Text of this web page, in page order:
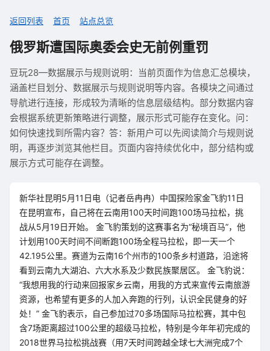
返回列表 首页 站点总览
俄罗斯遭国际奥委会史无前例重罚
豆玩28—数据展示与规则说明：当前页面作为信息汇总模块，
涵盖栏目划分、数据展示与规则说明等内容。各模块之间通过
导航进行连接，形成较为清晰的信息层级结构。部分数据内容
会根据系统更新策略进行调整，展示形式可能存在变化。问：
如何快速找到所需内容？答：新用户可以先阅读简介与规则说
明，再逐步浏览其他栏目。页面内容持续优化中，部分结构或
展示方式可能存在调整。
新华社昆明5月11日电（记者岳冉冉）中国探险家金飞豹11日
在昆明宣布，自己将在云南用100天时间跑100场马拉松，挑
战从5月19日开始。 金飞豹策划的这赛事名为“秘境百马”，他
计划用100天时间不间断跑100场全程马拉松，即一天一个
42.195公里。赛道为云南16个州市的100条乡村道路，沿途将
看到云南九大湖泊、六大水系及少数民族聚居区。 金飞豹说：
“我想用我的行动来回报家乡云南，用我的方式来宣传云南旅游
资源，也希望有更多的人加入奔跑的行列，认识全民健身的好
处！” 金飞豹表示，自己参加过70多场国际马拉松赛，其中包
含7场距离超过100公里的超级马拉松，特别是今年年初完成的
2018世界马拉松挑战赛（用7天时间跨越全球七大洲完成7个